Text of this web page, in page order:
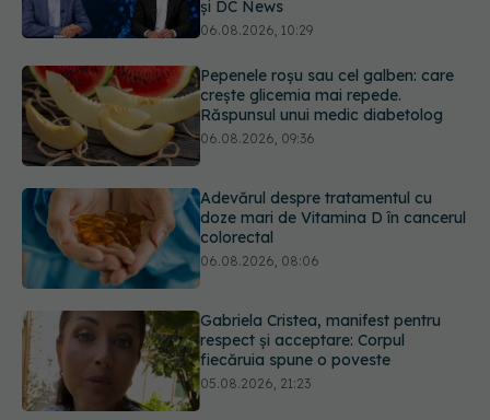
06.08.2026, 09:36
Adevărul despre tratamentul cu
doze mari de Vitamina D în cancerul
colorectal
06.08.2026, 08:06
Gabriela Cristea, manifest pentru
respect și acceptare: Corpul
fiecăruia spune o poveste
05.08.2026, 21:23
Prof. dr. Valeriu Gheorghiță intră în
Board-ul Editorial al revistei
Scientific Reports, din Nature
Portfolio